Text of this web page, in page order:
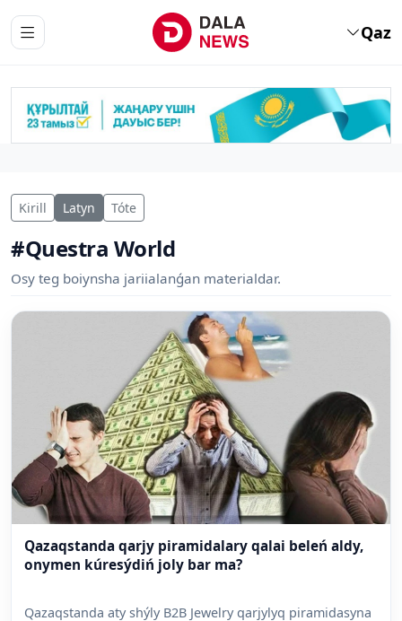
Qaz
Kirill Latyn Tóte
#Questra World
Osy teg boiynsha jariialanǵan materialdar.
Qazaqstanda qarjy piramidalary qalai beleń aldy,
onymen kúresýdiń joly bar ma?
Qazaqstanda aty shýly B2B Jewelry qarjylyq piramidasyna